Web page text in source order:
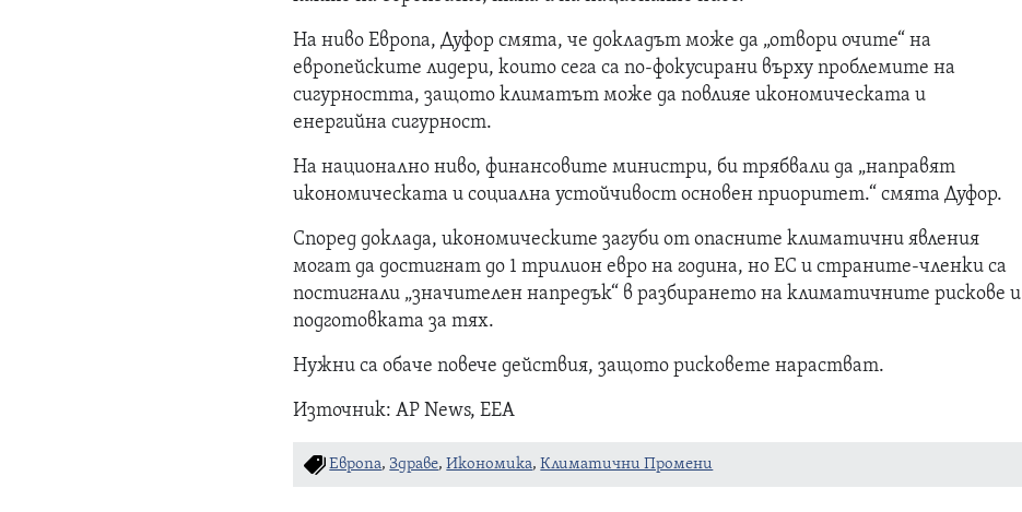
На ниво Европа, Дуфор смята, че докладът може да „отвори очите“ на
европейските лидери, които сега са по-фокусирани върху проблемите на
сигурността, защото климатът може да повлияе икономическата и
енергийна сигурност.
На национално ниво, финансовите министри, би трябвали да „направят
икономическата и социална устойчивост основен приоритет.“ смята Дуфор.
Според доклада, икономическите загуби от опасните климатични явления
могат да достигнат до 1 трилион евро на година, но ЕС и страните-членки са
постигнали „значителен напредък“ в разбирането на климатичните рискове и
подготовката за тях.
Нужни са обаче повече действия, защото рисковете нарастват.
Източник: AP News, EEA
Европа, Здраве,Икономика,Климатични Промени